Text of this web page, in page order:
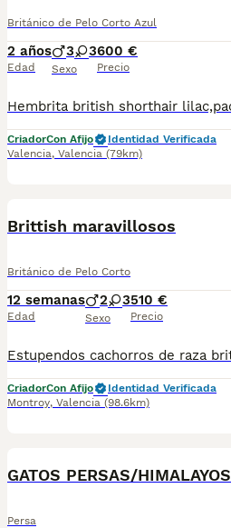
Británico de Pelo Corto Azul
2 años
Edad
3 3
Sexo
600 €
Precio
CriadorCon Afijo
Identidad Verificada
Valencia, Valencia (79km)
Brittish maravillosos
Británico de Pelo Corto
12 semanas
Edad
2 3
Sexo
510 €
Precio
CriadorCon Afijo
Identidad Verificada
Montroy, Valencia (98.6km)
GATOS PERSAS/HIMALAYOS
Persa